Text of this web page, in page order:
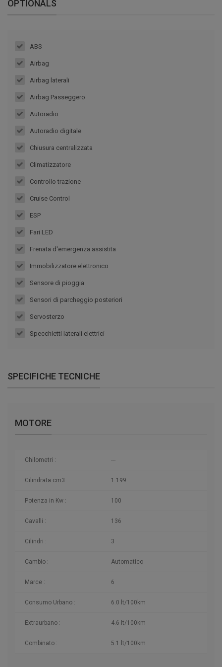
OPTIONALS
ABS
Airbag
Airbag laterali
Airbag Passeggero
Autoradio
Autoradio digitale
Chiusura centralizzata
Climatizzatore
Controllo trazione
Cruise Control
ESP
Fari LED
Frenata d'emergenza assistita
Immobilizzatore elettronico
Sensore di pioggia
Sensori di parcheggio posteriori
Servosterzo
Specchietti laterali elettrici
SPECIFICHE TECNICHE
MOTORE
Chilometri : ---
Cilindrata cm3 : 1.199
Potenza in Kw : 100
Cavalli : 136
Cilindri : 3
Cambio : Automatico
Marce : 6
Consumo Urbano : 6.0 lt/100km
Extraurbano : 4.6 lt/100km
Combinato : 5.1 lt/100km